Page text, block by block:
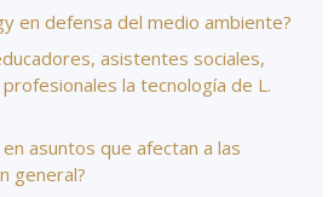
en defensa del medio ambiente?
asistentes sociales,
la tecnología de L.
asuntos que afectan a las
general?